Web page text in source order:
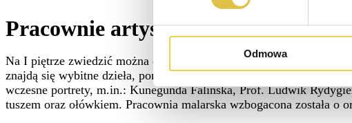
Odmowa
Pracownie artysty
Na I piętrze zwiedzić można dwie „pracownie artysty; malarską i
znajdą się wybitne dzieła, ponadto szkice, prace nieukończone z
wczesne portrety, m.in.: Kunegunda Falińska, Prof. Ludwik
tuszem oraz ołówkiem. Pracownia malarska wzbogacona została